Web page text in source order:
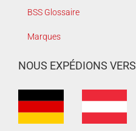
BSS Glossaire
Marques
NOUS EXPÉDIONS VERS